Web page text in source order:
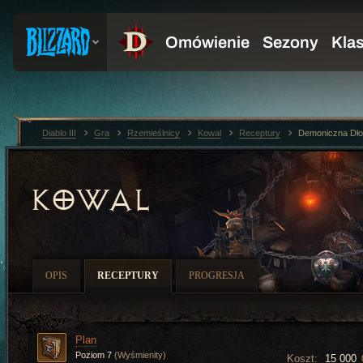
KOWAL
OPIS RECEPTURY PROGRESJA
Koszt: 15 000
Plan
Poziom 7 (Wyśmienity)
Diablo III Gra Rzemieślnicy Kowal Receptury Demoniczna